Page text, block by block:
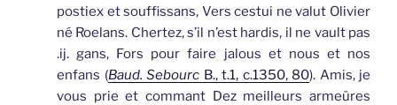
postiex et souffissans, Vers cestui ne valut Olivier
né Roelans. Chertez, s’il n’est hardis, il ne vault pas
.ij.gans, Fors pour faire jalous et nous et nos
enfans (Baud. Sebourc B., t.1, c.1350, 80). Amis, je
vous prie et commant Dez meilleurs armeüres